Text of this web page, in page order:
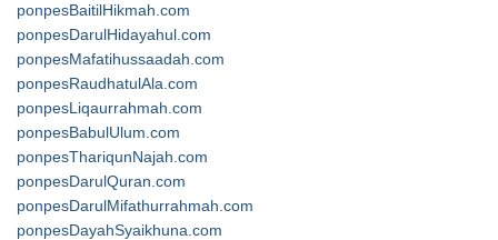
ponpesBaitilHikmah.com
ponpesDarulHidayahul.com
ponpesMafatihussaadah.com
ponpesRaudhatulAla.com
ponpesLiqaurrahmah.com
ponpesBabulUlum.com
ponpesThariqunNajah.com
ponpesDarulQuran.com
ponpesDarulMifathurrahmah.com
ponpesDayahSyaikhuna.com